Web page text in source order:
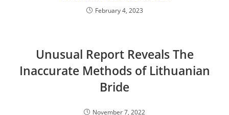
February 4, 2023
Unusual Report Reveals The
Inaccurate Methods of Lithuanian
Bride
November 7, 2022